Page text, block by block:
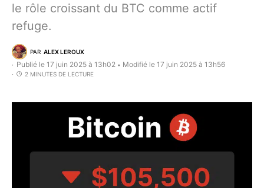
le rôle croissant du BTC comme actif
refuge.
PAR ALEX LEROUX
Publié le 17 juin 2025 à 13h02 • Modifié le 17 juin 2025 à 13h56
2 MINUTES DE LECTURE